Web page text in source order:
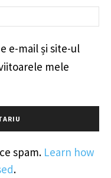
e-mail și site-ul
mele
spam. Learn how
.